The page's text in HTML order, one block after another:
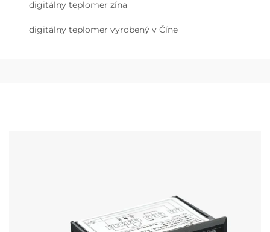
digitálny teplomer zína
digitálny teplomer vyrobený v Číne